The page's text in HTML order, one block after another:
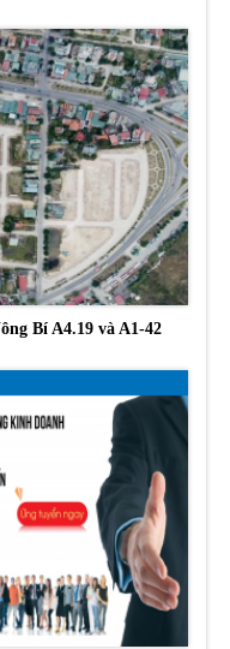
Bí A4.19 và A1-42